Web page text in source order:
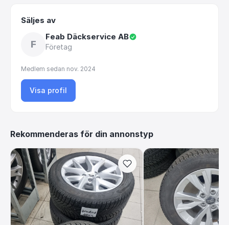
Säljes av
F
Feab Däckservice AB
Företag
Medlem sedan nov. 2024
Visa profil
Rekommenderas för din annonstyp